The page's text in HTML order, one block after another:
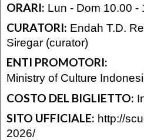
ORARI: Lun - Dom 10.00 -
CURATORI: Endah T.D.
Siregar (curator)
ENTI PROMOTORI:
Ministry of Culture
COSTO DEL BIGLIETTO:
SITO UFFICIALE: http://
2026/